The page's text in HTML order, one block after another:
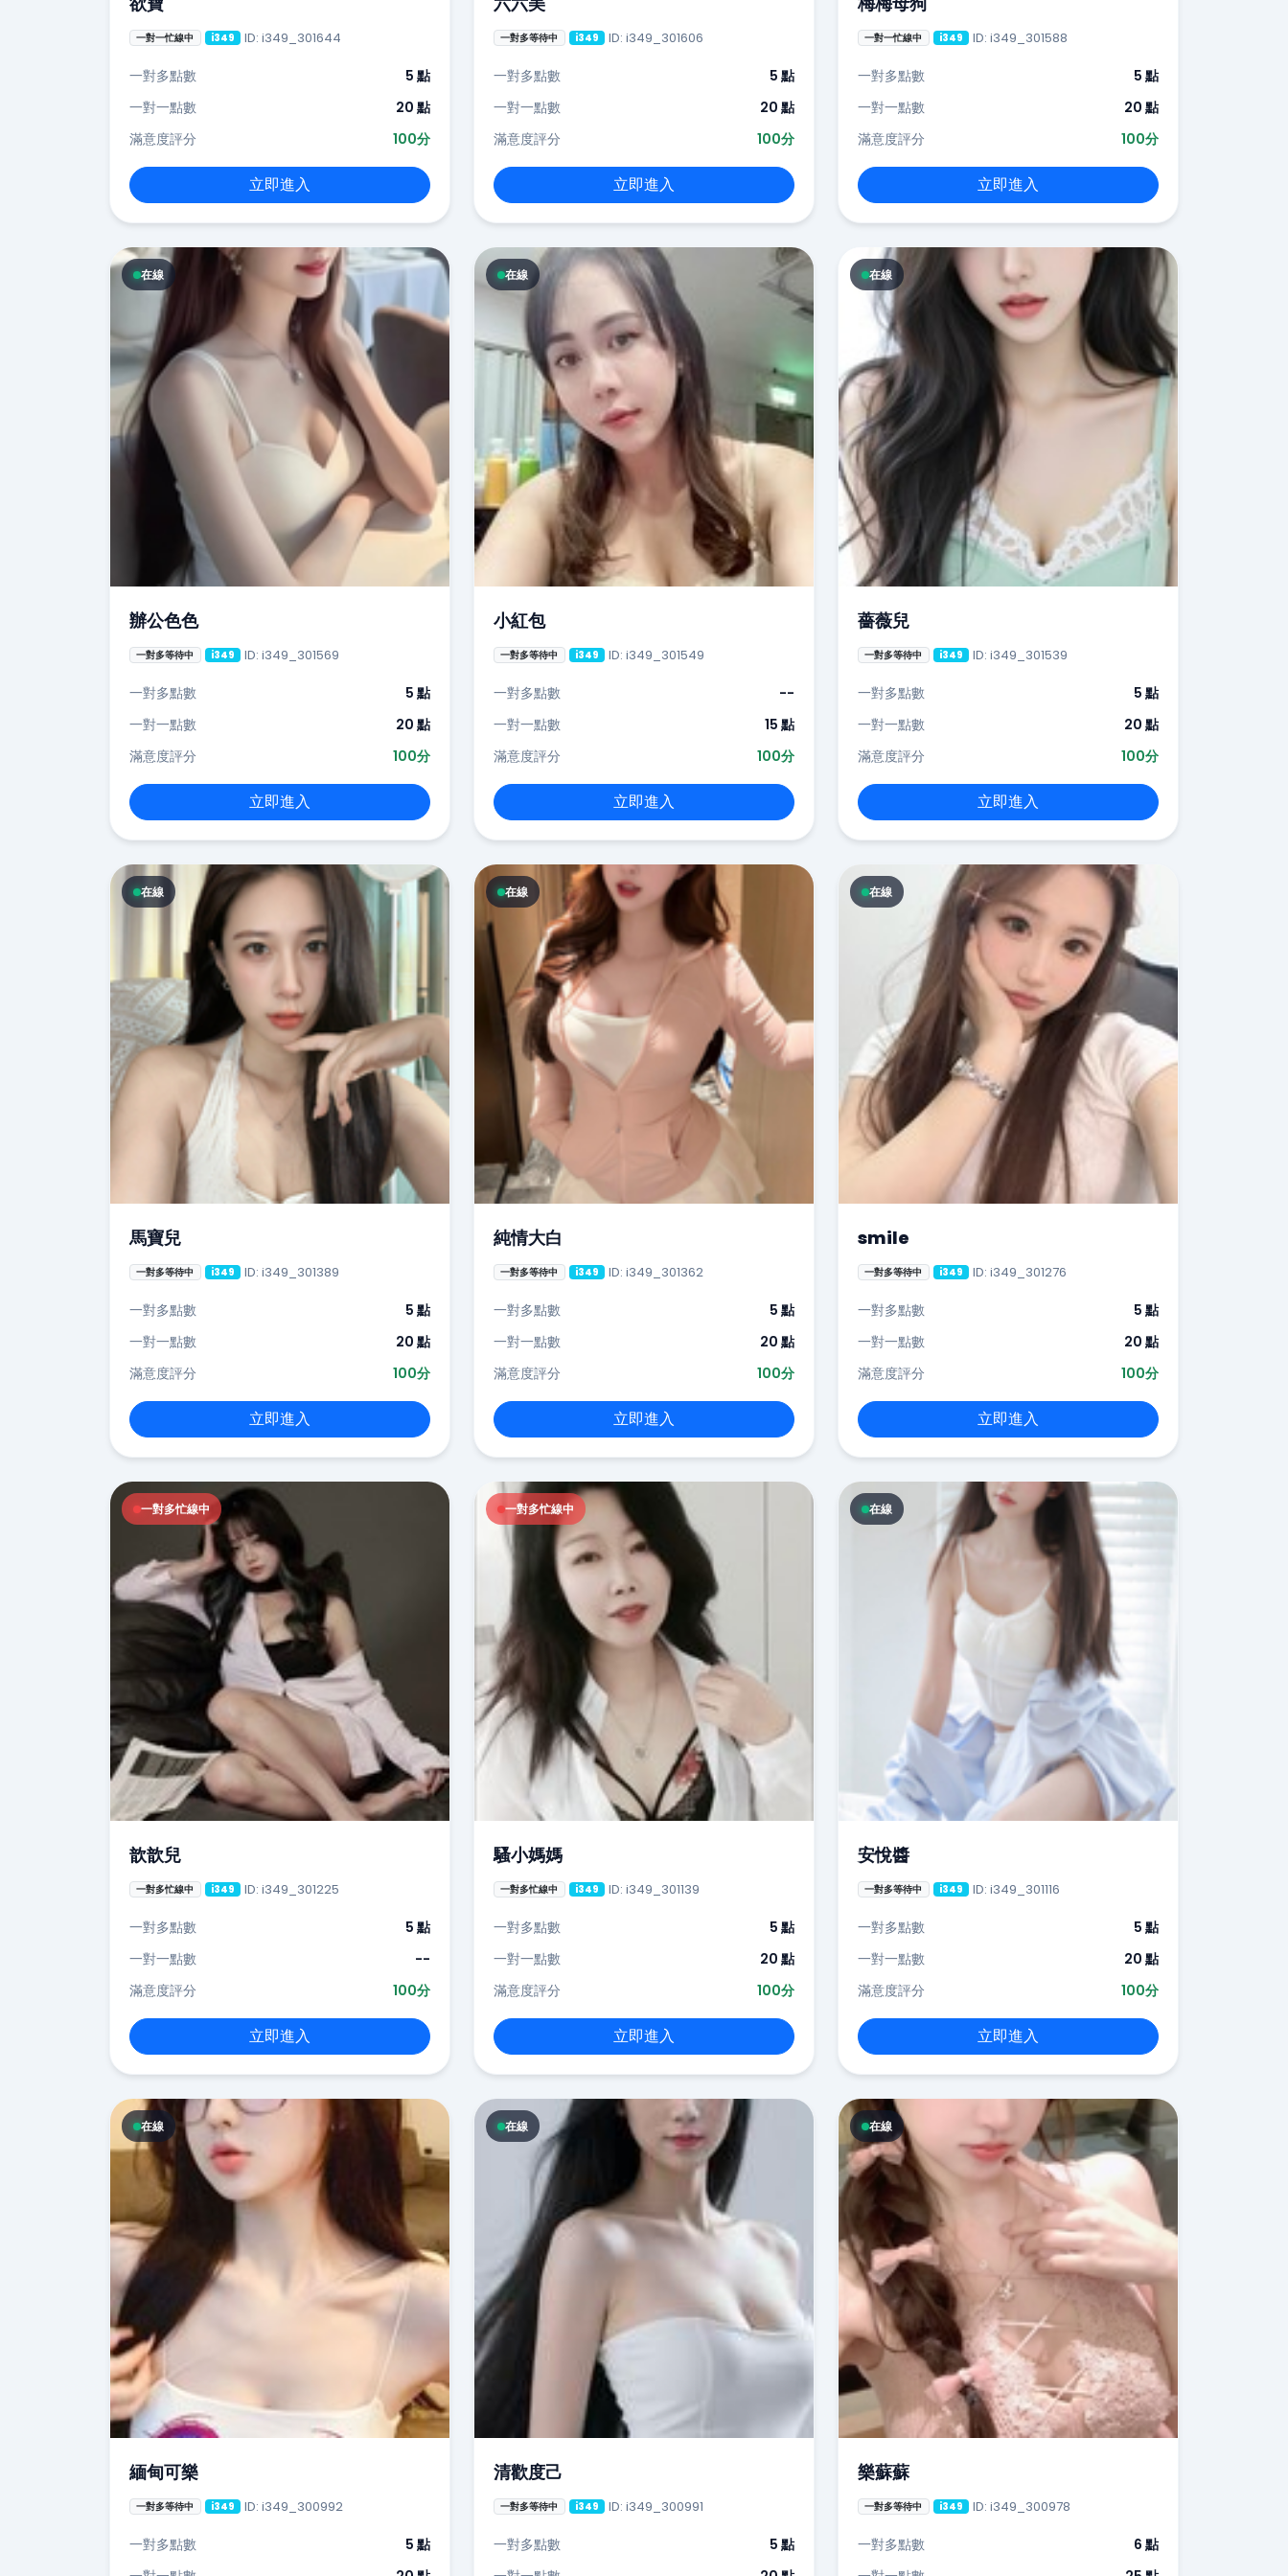
一對一忙線中 i349 ID: i349_301644
一對多點數
5 點
一對一點數
20 點
滿意度評分
100分
立即進入
一對多等待中 i349 ID: i349_301606
一對多點數
5 點
一對一點數
20 點
滿意度評分
100分
立即進入
一對一忙線中 i349 ID: i349_301588
一對多點數
5 點
一對一點數
20 點
滿意度評分
100分
立即進入
在線
辦公色色
一對多等待中 i349 ID: i349_301569
一對多點數
5 點
一對一點數
20 點
滿意度評分
100分
立即進入
在線
小紅包
一對多等待中 i349 ID: i349_301549
一對多點數
--
一對一點數
15 點
滿意度評分
100分
立即進入
在線
薔薇兒
一對多等待中 i349 ID: i349_301539
一對多點數
5 點
一對一點數
20 點
滿意度評分
100分
立即進入
在線
馬寶兒
一對多等待中 i349 ID: i349_301389
一對多點數
5 點
一對一點數
20 點
滿意度評分
100分
立即進入
在線
純情大白
一對多等待中 i349 ID: i349_301362
一對多點數
5 點
一對一點數
20 點
滿意度評分
100分
立即進入
在線
smile
一對多等待中 i349 ID: i349_301276
一對多點數
5 點
一對一點數
20 點
滿意度評分
100分
立即進入
一對多忙線中
歆歆兒
一對多忙線中 i349 ID: i349_301225
一對多點數
5 點
一對一點數
--
滿意度評分
100分
立即進入
一對多忙線中
騷小媽媽
一對多忙線中 i349 ID: i349_301139
一對多點數
5 點
一對一點數
20 點
滿意度評分
100分
立即進入
在線
安悅醬
一對多等待中 i349 ID: i349_301116
一對多點數
5 點
一對一點數
20 點
滿意度評分
100分
立即進入
在線
緬甸可樂
一對多等待中 i349 ID: i349_300992
一對多點數
5 點
在線
清歡度己
一對多等待中 i349 ID: i349_300991
一對多點數
5 點
在線
樂蘇蘇
一對多等待中 i349 ID: i349_300978
一對多點數
6 點